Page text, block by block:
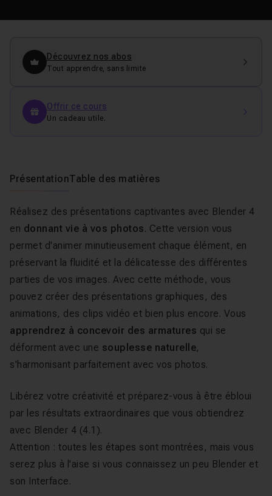
Découvrez nos abos
Tout apprendre, sans limite
Offrir ce cours
Un cadeau utile.
PrésentationTable des matières
Réalisez des présentations captivantes avec Blender 4
en donnant vie à vos photos. Cette version vous
permet d'animer minutieusement chaque élément, en
préservant la fluidité et la délicatesse des différentes
parties de vos images. Avec cette méthode, vous
pouvez créer des présentations graphiques, des
animations, des clips vidéo et bien plus encore. Vous
apprendrez à concevoir des armatures qui se
déforment avec une souplesse naturelle,
s'harmonisant parfaitement avec vos photos.
Libérez votre créativité et préparez-vous à être ébloui
par les résultats extraordinaires que vous obtiendrez
avec Blender 4 (4.1).
Attention : toutes les étapes sont montrées, mais vous
serez plus à l'aise si vous connaissez un peu Blender et
son Interface.